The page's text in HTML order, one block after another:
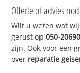
Offerte of advies
Wilt u weten wat
gerust op050-
zijn. Ook voor een
over reparatie